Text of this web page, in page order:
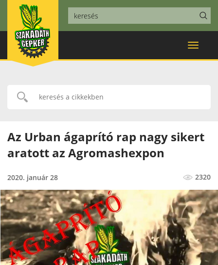
Toggle
Az Urban ágaprító rap nagy sikert
aratott az Agromashexpon
2020. január 28 2320